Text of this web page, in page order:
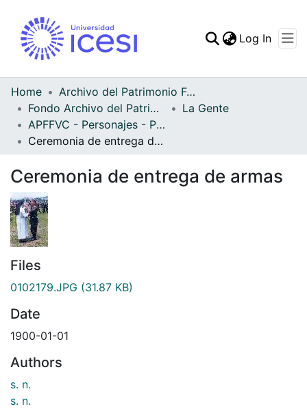
Statistics
Log In
Home
Archivo del Patrimonio Fotográfico y Fílmico del Valle del Cauca
Fondo Archivo del Patrimonio Fotográfico y Fílmico del Valle del Cauca
La Gente
APFFVC - Personajes - Patrimonial
Ceremonia de entrega de armas
Ceremonia de entrega de armas
Files
0102179.JPG (31.87 KB)
Date
1900-01-01
Authors
s. n.
s. n.